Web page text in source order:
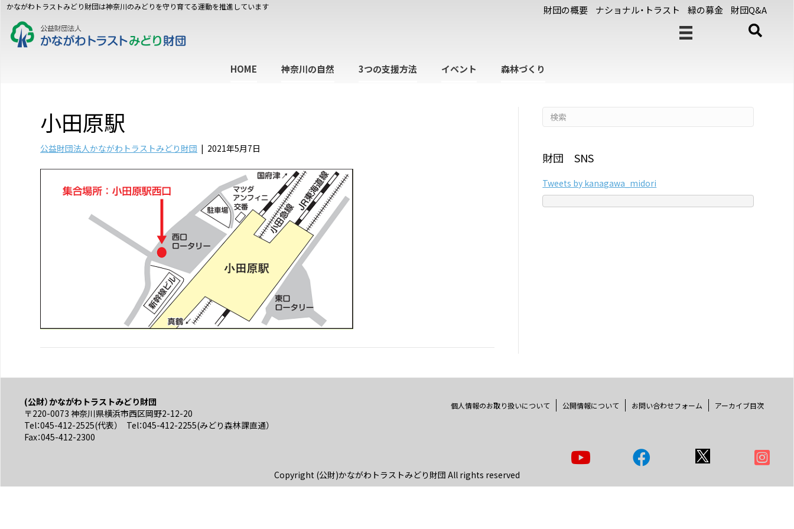
かながわトラストみどり財団は神奈川のみどりを守り育てる運動を推進しています 財団の概要 ナショナル・トラスト 緑の募金 財団Q&A
HOME 神奈川の自然 3つの支援方法 イベント 森林づくり
小田原駅
公益財団法人かながわトラストみどり財団 | 2021年5月7日
財団 SNS
Tweets by kanagawa_midori
(公財）かながわトラストみどり財団
〒220-0073 神奈川県横浜市西区岡野2-12-20
Tel：045-412-2525(代表） Tel：045-412-2255(みどり森林課直通）
Fax：045-412-2300
個人情報のお取り扱いについて 公開情報について お問い合わせフォーム アーカイブ目次
Copyright (公財)かながわトラストみどり財団 All rights reserved